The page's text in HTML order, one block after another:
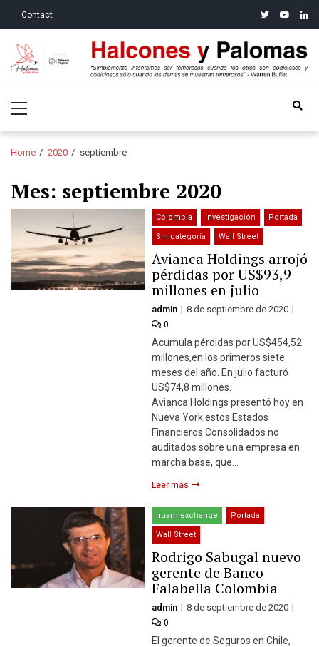
Contact twitteryoutube
Halcones y Palomas
Menu
Home 2020 septiembre
Mes: septiembre 2020
Colombia Investigación Portada
Sin categoría Wall Street
Avianca Holdings arrojó
pérdidas por US$93,9
millones en julio
admin 8 de septiembre de 2020
0
Acumula pérdidas por US$454,52
millones,en los primeros siete
meses del año. En julio facturó
US$74,8 millones.
Avianca Holdings presentó hoy en
Nueva York estos Estados
Financieros Consolidados no
auditados sobre una empresa en
marcha base, que…
Leer más
nuam exchange Portada
Wall Street
Rodrigo Sabugal nuevo
gerente de Banco
Falabella Colombia
admin 8 de septiembre de 2020
0
El gerente de Seguros en Chile,